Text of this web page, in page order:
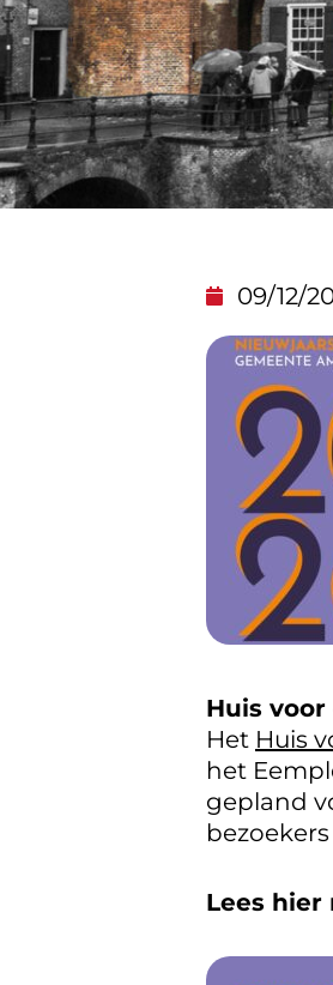
09/12/
Huis voor
Het Huis
het
gepland
Lees